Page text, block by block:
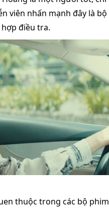
viên nhấn mạnh đây là bộ
điều tra.
thuộc trong các bộ phim